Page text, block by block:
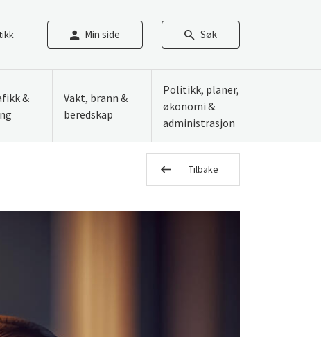
Min side Søk
&
Vakt, brann &
beredskap
Politikk, planer,
økonomi &
administrasjon
Tilbake